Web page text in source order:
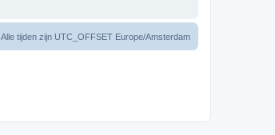
Alle tijden zijn UTC_OFFSET Europe/Amsterdam